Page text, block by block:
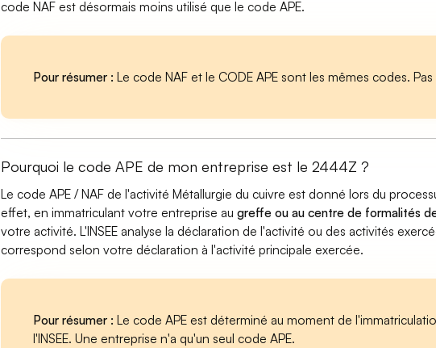
code NAF est désormais moins utilisé que le code APE.
Pour résumer : Le code NAF et le CODE APE sont les mêmes codes.
Pourquoi le code APE de mon entreprise est le 2444Z ?
Le code APE / NAF de l'activité Métallurgie du cuivre est donné lors du
effet, en immatriculant votre entreprise augreffe ou au centre de formalités
votre activité. L'INSEE analyse la déclaration de l'activité ou des activités
correspond selon votre déclaration à l'activité principale exercée.
Pour résumer : Le code APE est déterminé au moment de
l'INSEE. Une entreprise n'a qu'un seul code APE.